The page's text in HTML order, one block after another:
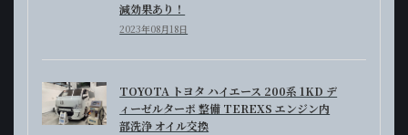
減効果あり！
2023年08月18日
TOYOTA トヨタ ハイエース 200系 1KD デ
ィーゼルターボ 整備 TEREXS エンジン内
部洗浄 オイル交換